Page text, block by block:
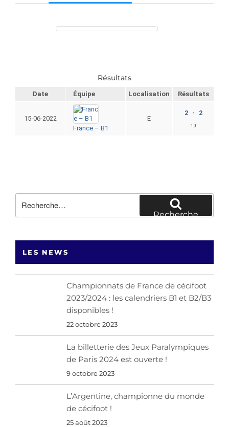
Résultats
Date Équipe Localisation Résultats
15-06-2022
France – B1
E
2 - 2
1:0
pour
Recherche
LES NEWS
Championnats de France de cécifoot
2023/2024 : les calendriers B1 et B2/B3
disponibles !
22 octobre 2023
La billetterie des Jeux Paralympiques
de Paris 2024 est ouverte !
9 octobre 2023
L’Argentine, championne du monde
de cécifoot !
25 août 2023